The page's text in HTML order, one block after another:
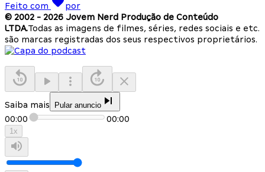
Feito com
por
© 2002 - 2026 Jovem Nerd Produção de Conteúdo
LTDA.Todas as imagens de filmes, séries, redes sociais e etc.
são marcas registradas dos seus respectivos proprietários.
Saiba mais Pular anuncio
00:00 00:00
1x